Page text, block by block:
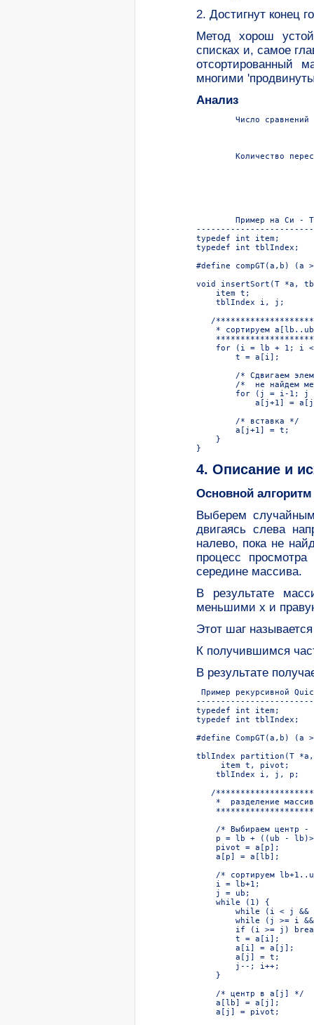
2. Достигнут конец
Метод хорош
списках и, самое
отсортированный
многими
Анализ
        Число сравнений
Количество
Пример на Си -
typedef int item;
typedef int tblIndex;
#define compGT(a,b) (a
void insertSort(T *a,
    item t;
    tblIndex i, j;
/
* сортируем
for (i = lb + 1; i
        t = a[i];
/* Сдвигаем
/*  не найдем
for (j = i-1; j
a[j+1] =
        /* вставка */
        a[j+1] = t;
    }
4. Описание и
Основной алгоритм
Выберем
двигаясь слева
налево, пока не
процесс
середине массива.
В результате
меньшими х и
Этот шаг
К получившимся
В результате
Пример рекурсивной
typedef int item;       /*
typedef int tblIndex;   /*
#define CompGT(a,b) (a
tblIndex partition(T
     item t, pivot;
    tblIndex i, j, p;
/
*  разделение
/* Выбираем центр -
p = lb + ((ub -
    pivot = a[p];
    a[p] = a[lb];
/* сортируем
    i = lb+1;
    j = ub;
    while (1) {
while (i < j &&
while (j >= i
if (i >= j)
        t = a[i];
        a[i] = a[j];
        a[j] = t;
        j--; i++;
    }
    /* центр в a[j] */
    a[lb] = a[j];
    a[j] = pivot;